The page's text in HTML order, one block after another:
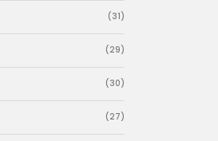
(31)
(29)
(30)
(27)